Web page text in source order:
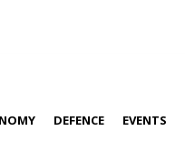
DEFENCE EVENTS